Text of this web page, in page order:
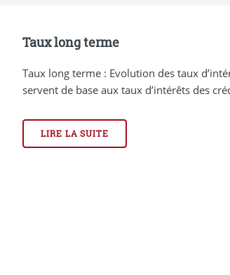
Taux long terme
Taux long terme : Evolution des taux
servent de base aux taux d’intérêts des
LIRE LA SUITE